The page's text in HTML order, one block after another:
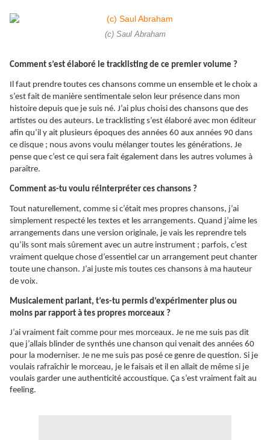
(c) Saul Abraham
Comment s’est élaboré le tracklisting de ce premier volume ?
Il faut prendre toutes ces chansons comme un ensemble et le choix a
s’est fait de manière sentimentale selon leur présence dans mon
histoire depuis que je suis né. J’ai plus choisi des chansons que des
artistes ou des auteurs. Le tracklisting s’est élaboré avec mon éditeur
afin qu’il y ait plusieurs époques des années 60 aux années 90 dans
ce disque ; nous avons voulu mélanger toutes les générations. Je
pense que c’est ce qui sera fait également dans les autres volumes à
paraître.
Comment as-tu voulu réinterpréter ces chansons ?
Tout naturellement, comme si c’était mes propres chansons, j’ai
simplement respecté les textes et les arrangements. Quand j’aime les
arrangements dans une version originale, je vais les reprendre tels
qu’ils sont mais sûrement avec un autre instrument ; parfois, c’est
vraiment quelque chose d’essentiel car un arrangement peut chanter
toute une chanson. J’ai juste mis toutes ces chansons à ma hauteur
de voix.
Musicalement parlant, t’es-tu permis d’expérimenter plus ou
moins par rapport à tes propres morceaux ?
J’ai vraiment fait comme pour mes morceaux. Je ne me suis pas dit
que j’allais blinder de synthés une chanson qui venait des années 60
pour la moderniser. Je ne me suis pas posé ce genre de question. Si je
voulais rafraîchir le morceau, je le faisais et il en allait de même si je
voulais garder une authenticité accoustique. Ça s’est vraiment fait au
feeling.